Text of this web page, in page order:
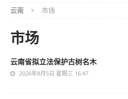
云南 市场
市场
云南省拟立法保护古树名木
2026年8月5日 星期三 16:47